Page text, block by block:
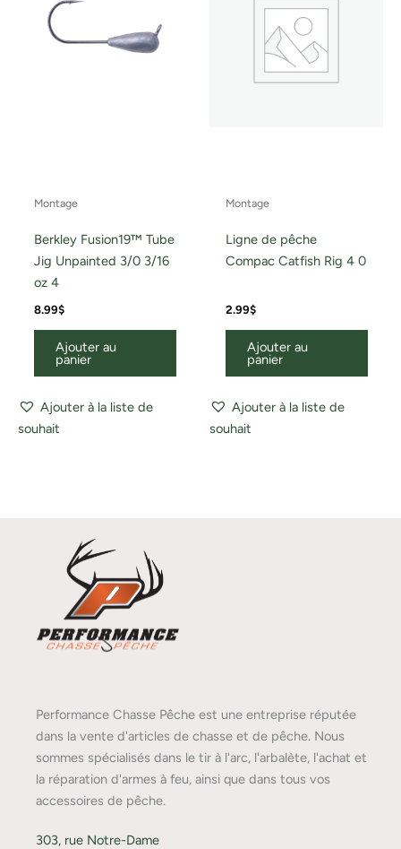
Montage
Berkley Fusion19™ Tube
Jig Unpainted 3/0 3/16
oz 4
8.99$
Ajouter au
panier
Ajouter à la liste de
souhait
Montage
Ligne de pêche
Compac Catfish Rig 4 0
2.99$
Ajouter au
panier
Ajouter à la liste de
souhait
Performance Chasse Pêche est une entreprise réputée
dans la vente d'articles de chasse et de pêche. Nous
sommes spécialisés dans le tir à l'arc, l'arbalète, l'achat et
la réparation d'armes à feu, ainsi que dans tous vos
accessoires de pêche.
303, rue Notre-Dame